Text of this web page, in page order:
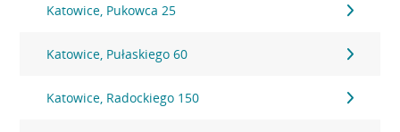
Katowice, Pukowca 25
Katowice, Pułaskiego 60
Katowice, Radockiego 150